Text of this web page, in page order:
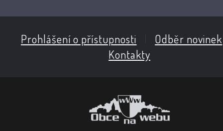
Prohlášení o přístupnosti Odběr novinek
Kontakty